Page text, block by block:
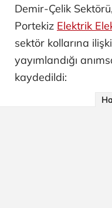
Demir-Çelik
Portekiz Elektrik
sektör kollarına
yayımlandığı
kaydedildi: